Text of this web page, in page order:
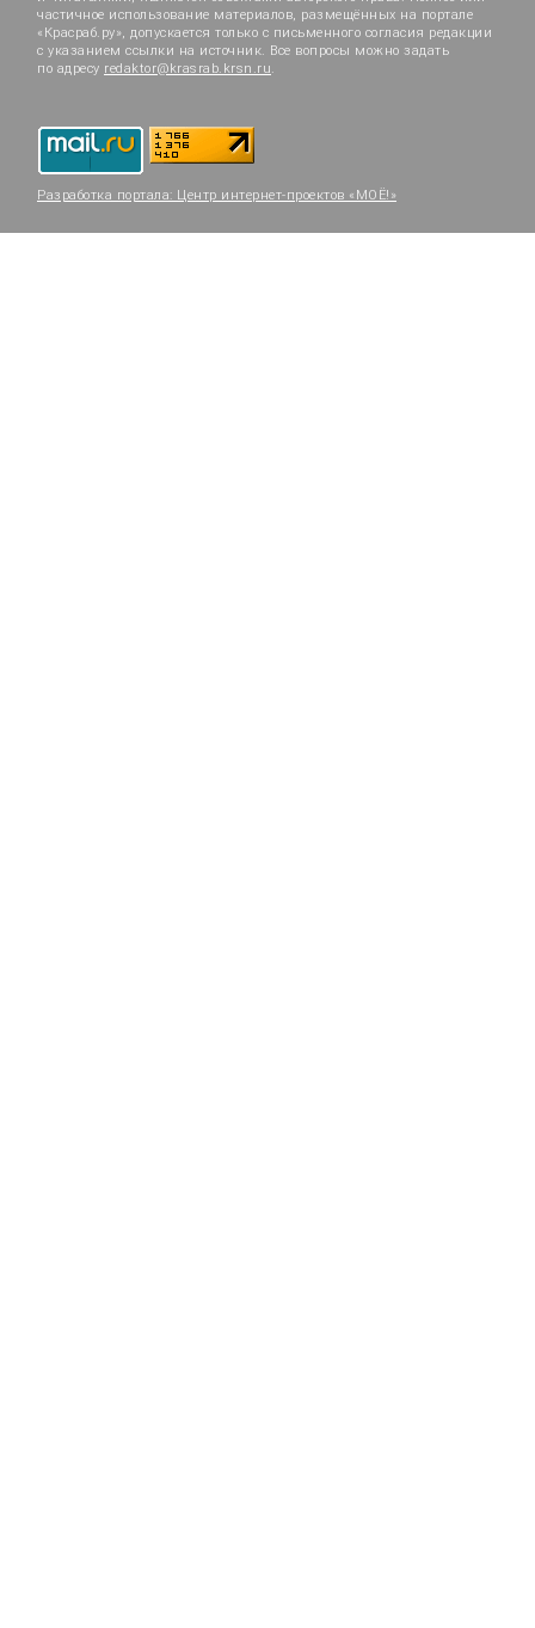
частичное использование материалов, размещённых на портале
«Красраб.ру», допускается только с письменного согласия редакции
с указанием ссылки на источник. Все вопросы можно задать
по адресу redaktor@krasrab.krsn.ru.
Разработка портала: Центр интернет-проектов «МОЁ!»